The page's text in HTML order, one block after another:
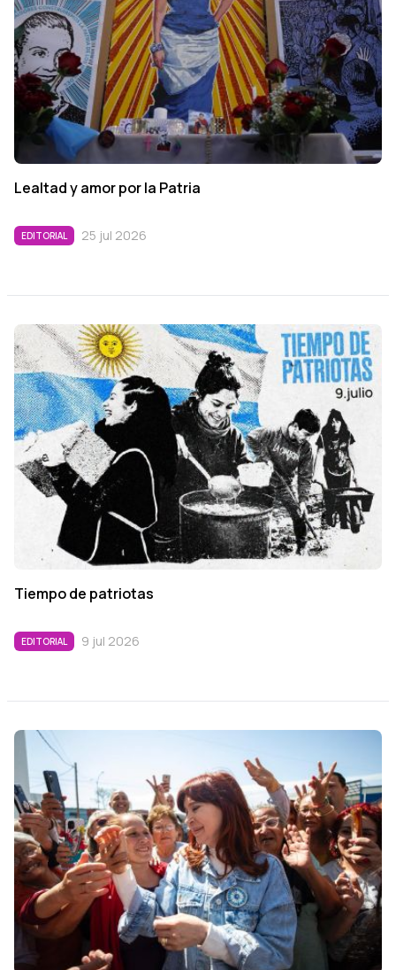
Lealtad y amor por la Patria
EDITORIAL 25 jul 2026
Tiempo de patriotas
EDITORIAL 9 jul 2026